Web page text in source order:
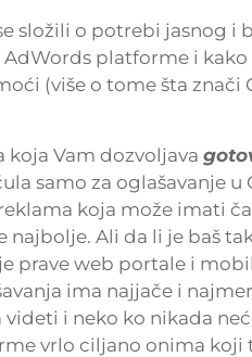
složili o potrebi jasnog
platforme i
(više o tome šta
koja Vam dozvoljava
samo za oglašavanje
koja može imati
najbolje. Ali da li je baš
prave web portale i
ima najjače i
i neko ko nikada
vrlo ciljano onima koji